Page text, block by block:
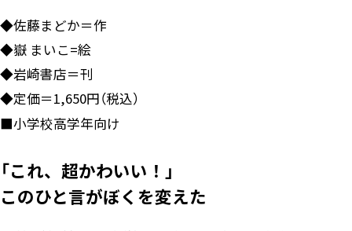
◆佐藤まどか＝作
◆嶽 まいこ=絵
◆岩崎書店＝刊
◆定価＝1,650円（税込）
■小学校高学年向け
「これ、超かわいい！」
このひと言がぼくを変えた